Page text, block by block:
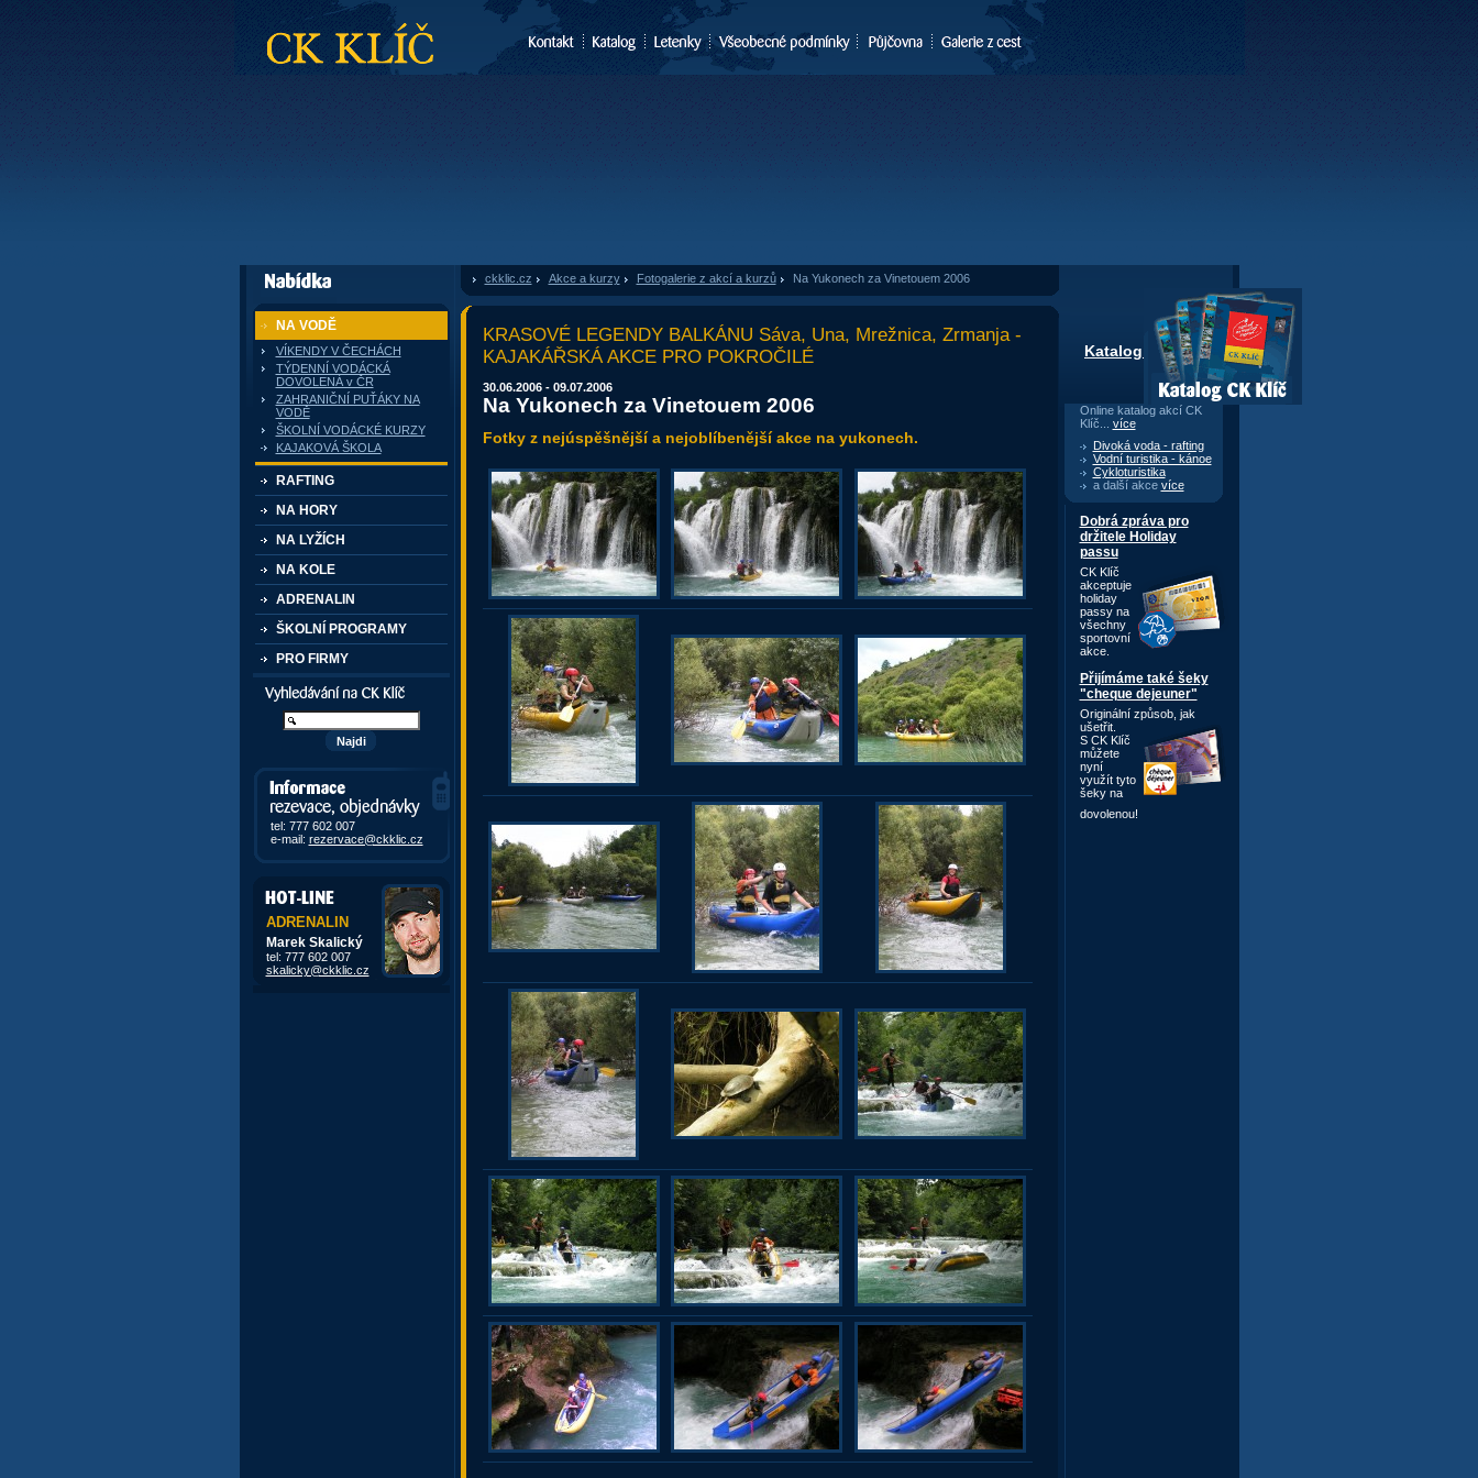
CK Klíč
dále nabízí
NA VODĚ
VÍKENDY V ČECHÁCH
TÝDENNÍ VODÁCKÁ
DOVOLENÁ v ČR
ZAHRANIČNÍ PUŤÁKY NA
VODĚ
ŠKOLNÍ VODÁCKÉ KURZY
KAJAKOVÁ ŠKOLA
RAFTING
NA HORY
NA LYŽÍCH
NA KOLE
ADRENALIN
ŠKOLNÍ PROGRAMY
PRO FIRMY
Vyhledávání kurzů a akcí
Informace, rezervace,
objedávky
tel: 777 602 007
e-mail: rezervace@ckklic.cz
ADRENALIN
Marek Skalický
tel: 777 602 007
skalicky@ckklic.cz
ckklic.cz Akce a kurzy» Fotogalerie z akcí a kurzů» Na Yukonech za Vinetouem 2006
KRASOVÉ LEGENDY BALKÁNU Sáva, Una, Mrežnica, Zrmanja -
KAJAKÁŘSKÁ AKCE PRO POKROČILÉ
30.06.2006 - 09.07.2006
Na Yukonech za Vinetouem 2006
Fotky z nejúspěšnější a nejoblíbenější akce na yukonech.
Katalog CK Klíč
Online katalog akcí CK
Klíč... více
Divoká voda - rafting
Vodní turistika - kánoe
Cykloturistika
a další akce více
Dobrá zpráva pro
držitele Holiday
passu
CK Klíč
akceptuje
holiday
passy na
všechny
sportovní
akce.
Přijímáme také šeky
"cheque dejeuner"
Originální způsob, jak
ušetřit.
S CK Klíč
můžete
nyní
využít tyto
šeky na
dovolenou!